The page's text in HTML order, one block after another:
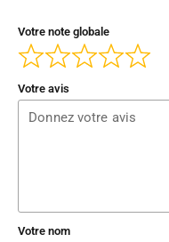
Votre note globale
Votre avis
Votre nom